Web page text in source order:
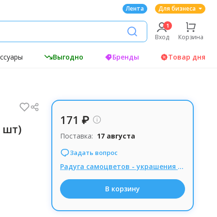
Лента Для бизнеса
Вход Корзина
Выгодно Бренды Товар дня
шт)
171 ₽
Поставка: 17 августа
Задать вопрос
Радуга самоцветов - украшения из натуральных камней, Комиссия 15% при заказе от 1000р.
В корзину